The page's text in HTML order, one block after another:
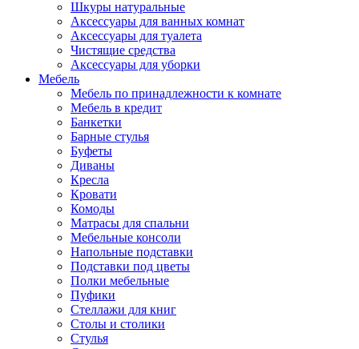
Шкуры натуральные
Аксессуары для ванных комнат
Аксессуары для туалета
Чистящие средства
Аксессуары для уборки
Мебель
Мебель по принадлежности к комнате
Мебель в кредит
Банкетки
Барные стулья
Буфеты
Диваны
Кресла
Кровати
Комоды
Матрасы для спальни
Мебельные консоли
Напольные подставки
Подставки под цветы
Полки мебельные
Пуфики
Стеллажи для книг
Столы и столики
Стулья